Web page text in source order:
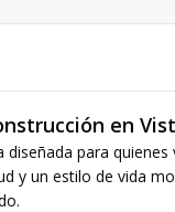
en
diseñada para quienes
y un estilo de vida